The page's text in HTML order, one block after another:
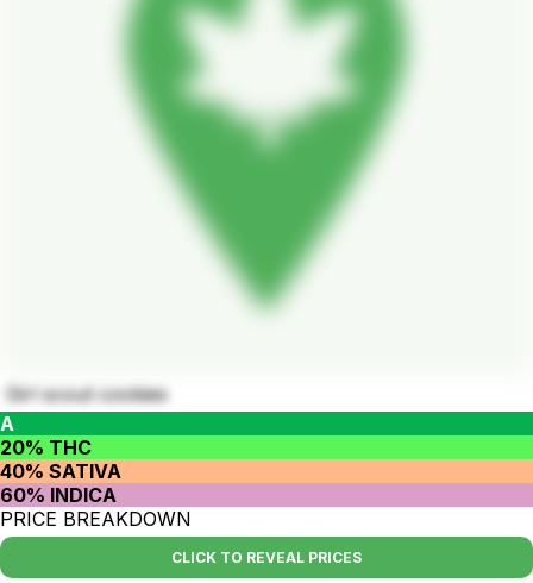
Girl scout cookies
A
20% THC
40% SATIVA
60% INDICA
PRICE BREAKDOWN
CLICK TO REVEAL PRICES